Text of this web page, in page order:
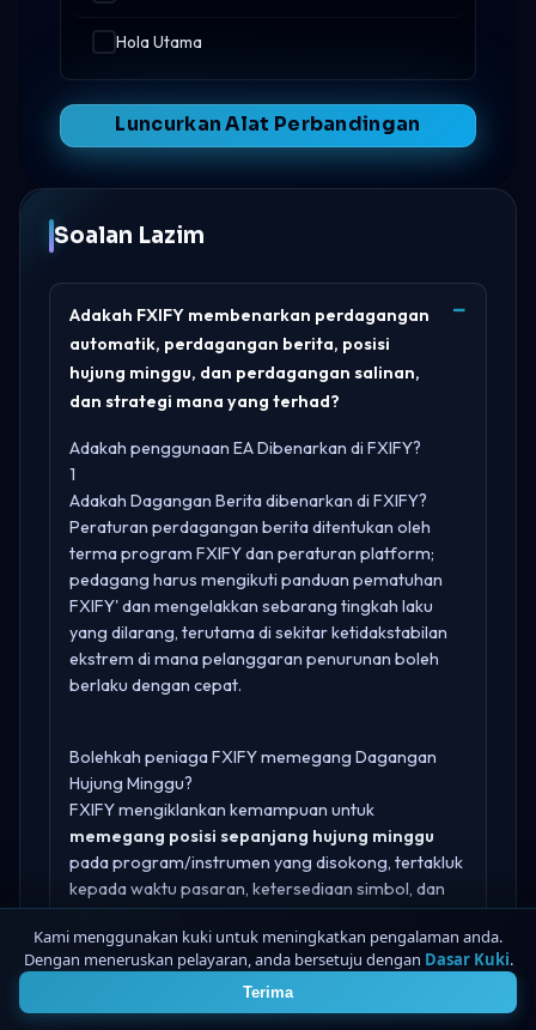
Hola Utama
Luncurkan Alat Perbandingan
Soalan Lazim
Adakah FXIFY membenarkan perdagangan
automatik, perdagangan berita, posisi
hujung minggu, dan perdagangan salinan,
dan strategi mana yang terhad?
Adakah penggunaan EA Dibenarkan di FXIFY?
1
Adakah Dagangan Berita dibenarkan di FXIFY?
Peraturan perdagangan berita ditentukan oleh
terma program FXIFY dan peraturan platform;
pedagang harus mengikuti panduan pematuhan
FXIFY' dan mengelakkan sebarang tingkah laku
yang dilarang, terutama di sekitar ketidakstabilan
ekstrem di mana pelanggaran penurunan boleh
berlaku dengan cepat.
Bolehkah peniaga FXIFY memegang Dagangan
Hujung Minggu?
FXIFY mengiklankan kemampuan untuk
memegang posisi sepanjang hujung minggu
pada program/instrumen yang disokong, tertakluk
kepada waktu pasaran, ketersediaan simbol, dan
objektif akaun.
Adakah Dagangan Salin dibenarkan di FXIFY?
Perdagangan salinan dibenarkan antara akaun
Kami menggunakan kuki untuk meningkatkan pengalaman anda.
Dengan meneruskan pelayaran, anda bersetuju dengan Dasar Kuki.
Terima
4